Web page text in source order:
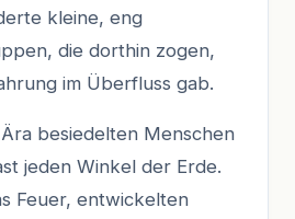
kleine, eng
die dorthin zogen,
im Überfluss gab.
besiedelten Menschen
jeden Winkel der Erde.
Feuer, entwickelten